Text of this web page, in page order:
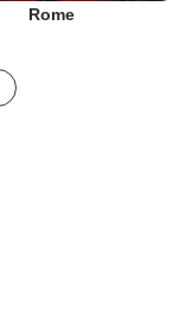
Rome